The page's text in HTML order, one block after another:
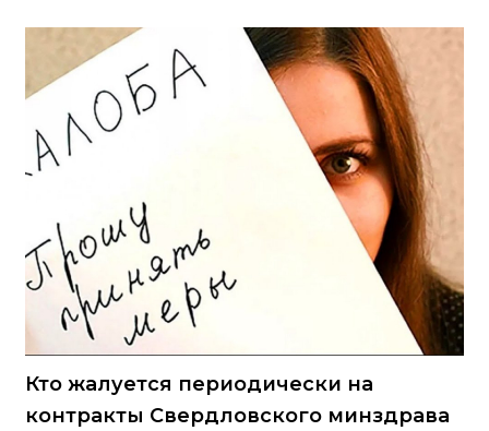
установления дополнительных требований и без
достаточных оснований отклоняли заявки участников.
Подробности изложены в обзоре КонсультантПлюс. 1.
Ошибки при формировании лота В закупке с
дополнительными требованиями подрядчику
необходимо было одновременно выполнить
капитальный ремонт пяти зданий
Кто жалуется периодически на
контракты Свердловского минздрава